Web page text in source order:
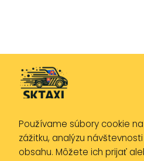
Zásady ochrany osobných údajov
Zásady používania cookies
Používame súbory cookie
zážitku, analýzu
obsahu. Môžete ich prijať